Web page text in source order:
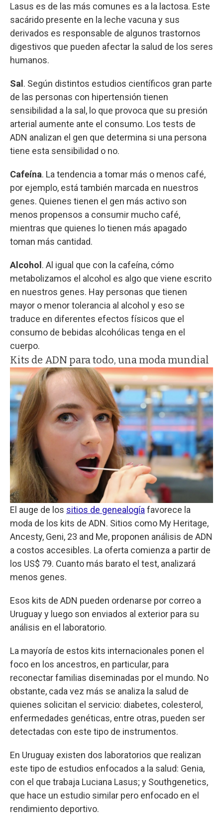
Lasus es de las más comunes es a la lactosa. Este
sacárido presente en la leche vacuna y sus
derivados es responsable de algunos trastornos
digestivos que pueden afectar la salud de los seres
humanos.
Sal. Según distintos estudios científicos gran parte
de las personas con hipertensión tienen
sensibilidad a la sal, lo que provoca que su presión
arterial aumente ante el consumo. Los tests de
ADN analizan el gen que determina si una persona
tiene esta sensibilidad o no.
Cafeína. La tendencia a tomar más o menos café,
por ejemplo, está también marcada en nuestros
genes. Quienes tienen el gen más activo son
menos propensos a consumir mucho café,
mientras que quienes lo tienen más apagado
toman más cantidad.
Alcohol. Al igual que con la cafeína, cómo
metabolizamos el alcohol es algo que viene escrito
en nuestros genes. Hay personas que tienen
mayor o menor tolerancia al alcohol y eso se
traduce en diferentes efectos físicos que el
consumo de bebidas alcohólicas tenga en el
cuerpo.
Kits de ADN para todo, una moda mundial
El auge de los sitios de genealogía favorece la
moda de los kits de ADN. Sitios como My Heritage,
Ancesty, Geni, 23 and Me, proponen análisis de ADN
a costos accesibles. La oferta comienza a partir de
los US$ 79. Cuanto más barato el test, analizará
menos genes.
Esos kits de ADN pueden ordenarse por correo a
Uruguay y luego son enviados al exterior para su
análisis en el laboratorio.
La mayoría de estos kits internacionales ponen el
foco en los ancestros, en particular, para
reconectar familias diseminadas por el mundo. No
obstante, cada vez más se analiza la salud de
quienes solicitan el servicio: diabetes, colesterol,
enfermedades genéticas, entre otras, pueden ser
detectadas con este tipo de instrumentos.
En Uruguay existen dos laboratorios que realizan
este tipo de estudios enfocados a la salud: Genia,
con el que trabaja Luciana Lasus; y Southgenetics,
que hace un estudio similar pero enfocado en el
rendimiento deportivo.